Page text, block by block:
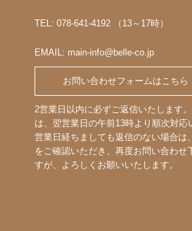
TEL: 078-641-4192 （13～17時）
EMAIL: main-info@belle-co.jp
お問い合わせフォームはこちら
2営業日以内に必ずご返信いたします
は、翌営業日の午前13時より順次対
営業日経ちましても返信のない場合
をご確認いただき、再度お問い合わ
すが、よろしくお願いいたします。